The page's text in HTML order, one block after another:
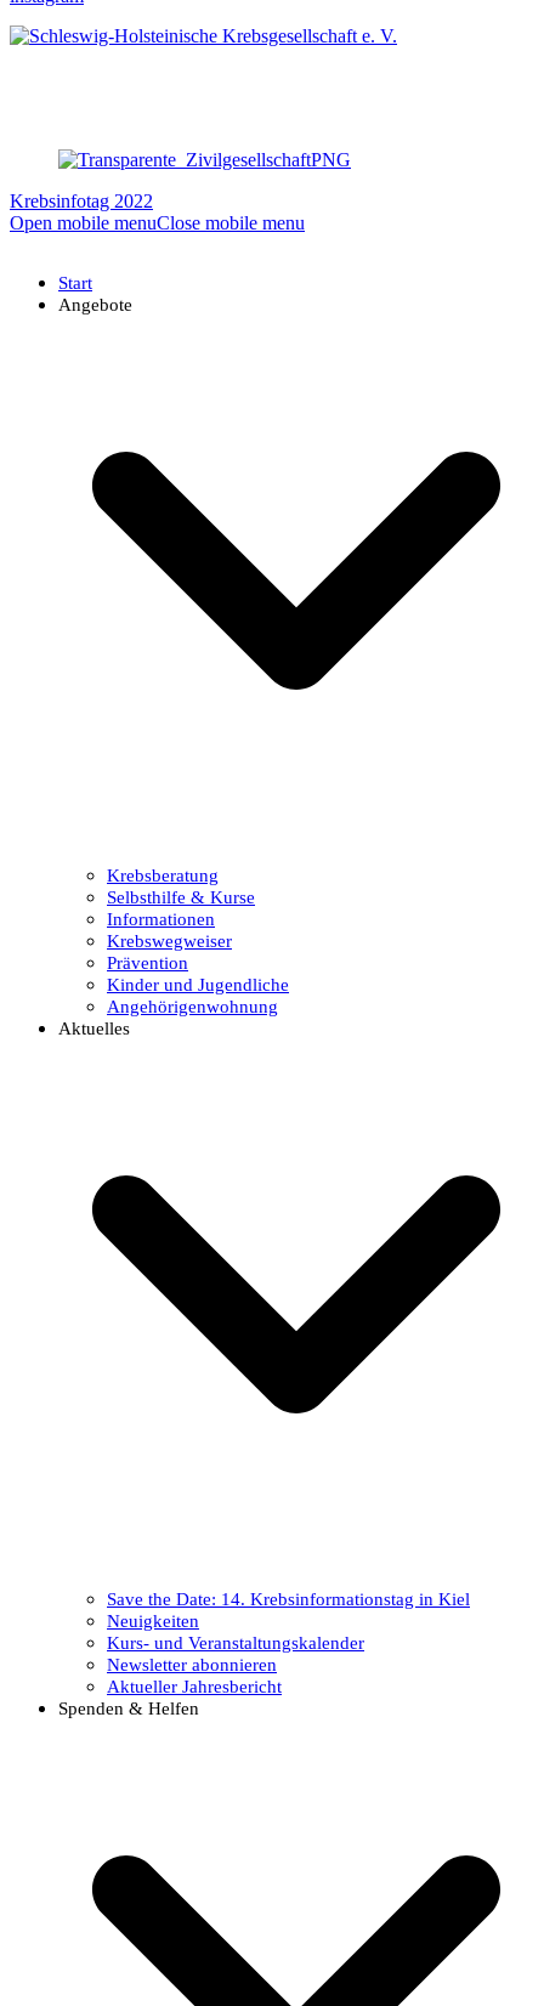
Krebsinfotag 2022
Open mobile menuClose mobile menu
Start
Angebote
Krebsberatung
Selbsthilfe & Kurse
Informationen
Krebswegweiser
Prävention
Kinder und Jugendliche
Angehörigenwohnung
Aktuelles
Save the Date: 14. Krebsinformationstag in Kiel
Neuigkeiten
Kurs- und Veranstaltungskalender
Newsletter abonnieren
Aktueller Jahresbericht
Spenden & Helfen